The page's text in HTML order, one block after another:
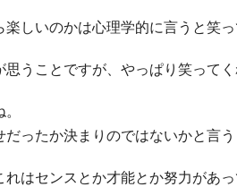
しいのかは心理学的に言うと笑っ
うことですが、やっぱり笑ってく
ったか決まりのではないかと言う
はセンスとか才能とか努力があ